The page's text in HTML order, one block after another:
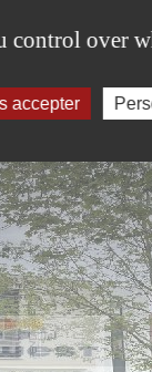
control over
accepter